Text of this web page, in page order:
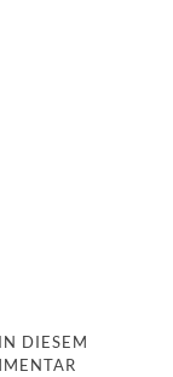
DIESEM